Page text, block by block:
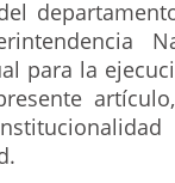
para la